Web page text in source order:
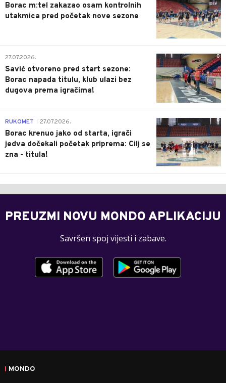
Borac m:tel zakazao osam kontrolnih
utakmica pred početak nove sezone
0
27.07.2026.
Savić otvoreno pred start sezone:
Borac napada titulu, klub ulazi bez
dugova prema igračima!
0
RUKOMET 27.07.2026.
Borac krenuo jako od starta, igrači
jedva dočekali početak priprema: Cilj se
zna - titula!
PREUZMI NOVU MONDO APLIKACIJU
Savršen spoj vijesti i zabave.
MONDO